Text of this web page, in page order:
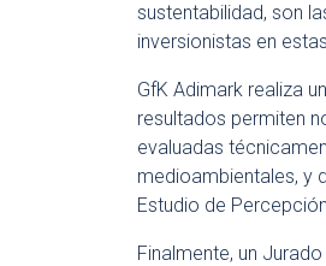
sustentabilidad, son
inversionistas en
GfK Adimark realiza
resultados permiten
evaluadas
medioambientales, y
Estudio de
Finalmente, un